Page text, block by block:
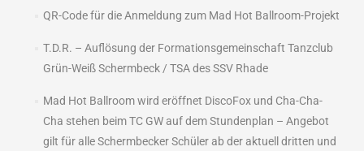
QR-Code für die Anmeldung zum Mad Hot Ballroom-Projekt
T.D.R. – Auflösung der Formationsgemeinschaft Tanzclub
Grün-Weiß Schermbeck / TSA des SSV Rhade
Mad Hot Ballroom wird eröffnet DiscoFox und Cha-Cha-
Cha stehen beim TC GW auf dem Stundenplan – Angebot
gilt für alle Schermbecker Schüler ab der aktuell dritten und